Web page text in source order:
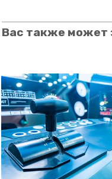
Вас также может